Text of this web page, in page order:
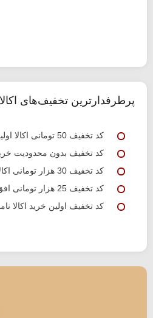
پرطرفدارترین تخفیف‌های اکالا
کد تخفیف 50 تومانی اکالا اولین خرید
کد تخفیف بدون محدودیت
کد تخفیف 30 هزار تومانی اکالا
کد تخفیف 25 هزار تومانی افق کوروش اکالا
کد تخفیف اولین خرید اکالا